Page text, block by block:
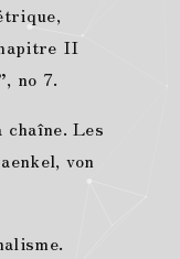
II
no 7.
Les
von